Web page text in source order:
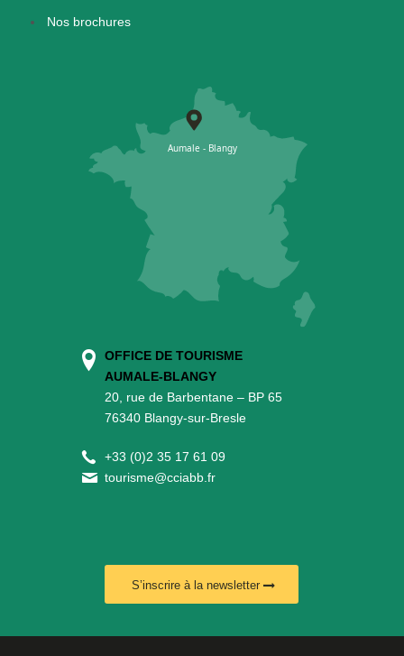
Nos brochures
OFFICE DE TOURISME
AUMALE-BLANGY
20, rue de Barbentane – BP 65
76340 Blangy-sur-Bresle
+33 (0)2 35 17 61 09
tourisme@cciabb.fr
S’inscrire à la newsletter